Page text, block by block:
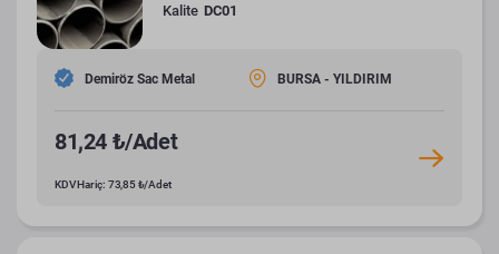
Kalite DC01
Demiröz Sac Metal BURSA - YILDIRIM
81,24 ₺/Adet
KDV Hariç: 73,85 ₺/Adet